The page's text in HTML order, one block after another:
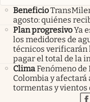
Beneficio
agosto: quiénes
Plan progresivoYa
los medidores de
técnicos verificarán
pagar el total de la
ClimaFenómeno
Colombia y
tormentas y vientos